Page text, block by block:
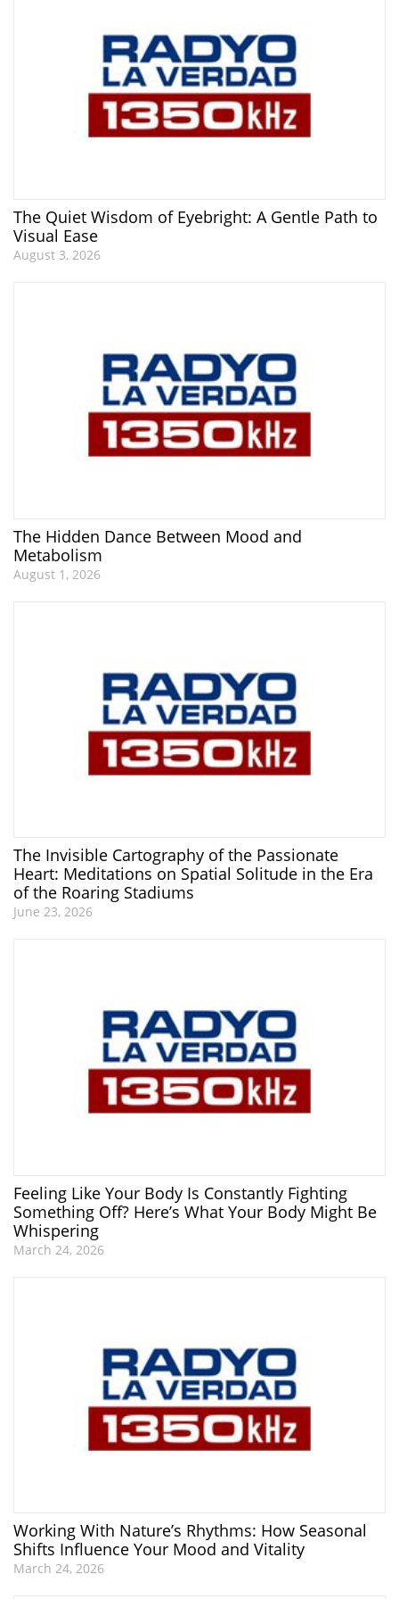
The Quiet Wisdom of Eyebright: A Gentle Path to
Visual Ease
August 3, 2026
The Hidden Dance Between Mood and
Metabolism
August 1, 2026
The Invisible Cartography of the Passionate
Heart: Meditations on Spatial Solitude in the Era
of the Roaring Stadiums
June 23, 2026
Feeling Like Your Body Is Constantly Fighting
Something Off? Here’s What Your Body Might Be
Whispering
March 24, 2026
Working With Nature’s Rhythms: How Seasonal
Shifts Influence Your Mood and Vitality
March 24, 2026